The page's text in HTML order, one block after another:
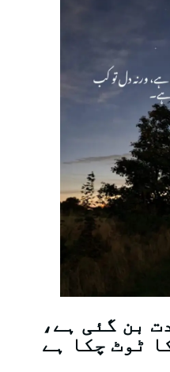
بن گئی ہے،
ٹوٹ چکا ہے